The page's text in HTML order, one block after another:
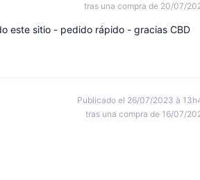
tras una compra de 20/07/
este sitio - pedido rápido - gracias CBD
Publicado el 26/07/2023 à
tras una compra de 16/07/